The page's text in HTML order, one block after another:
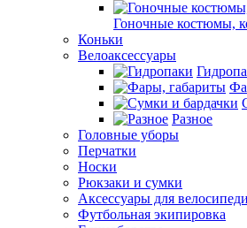
Гоночные костюмы,
Коньки
Велоаксессуары
Разное
Головные уборы
Перчатки
Носки
Рюкзаки и сумки
Аксессуары для
Футбольная экипировка